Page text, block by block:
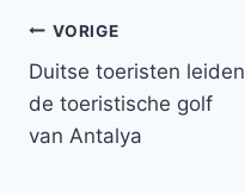
Bericht
navigatie
VORIGE
Duitse toeristen leiden
de toeristische golf
van Antalya